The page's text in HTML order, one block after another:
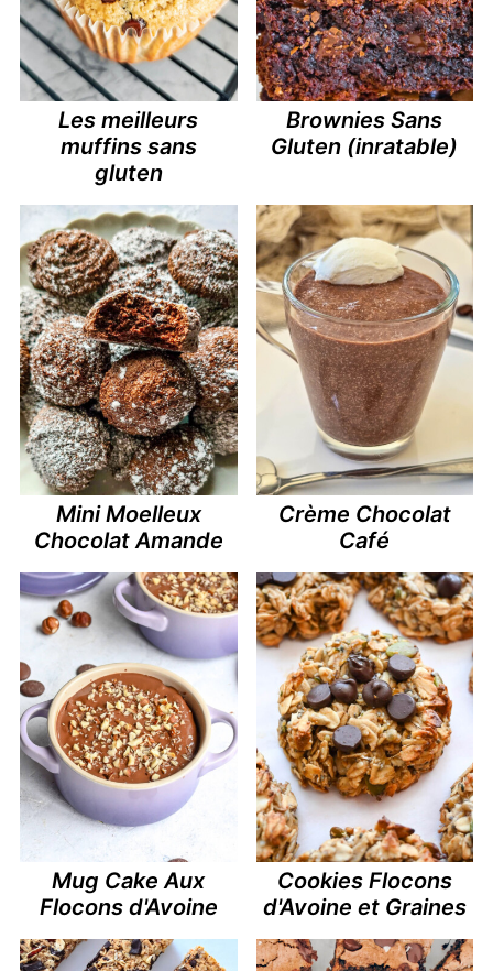
Les meilleurs
muffins sans
gluten
Brownies Sans
Gluten (inratable)
Mini Moelleux
Chocolat Amande
Crème Chocolat
Café
Mug Cake Aux
Flocons d'Avoine
Cookies Flocons
d'Avoine et Graines